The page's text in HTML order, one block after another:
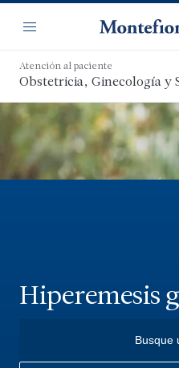
contenido
principal
Navegación
Menú
Atención al paciente
Obstetricia, Ginecología y
Hiperemesis
Busque